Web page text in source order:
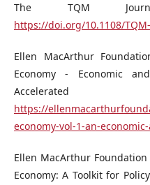
The TQM
https://doi.org/10.1108/
Ellen MacArthur
Economy - Economic
https://
economy-vol-1-an-
Ellen MacArthur
Economy: A Toolkit for